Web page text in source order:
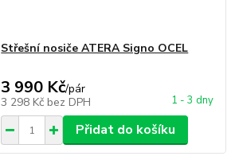
Střešní nosiče ATERA Signo OCEL
3 990 Kč/pár
3 298 Kč bez DPH 1 - 3 dny
Přidat do košíku